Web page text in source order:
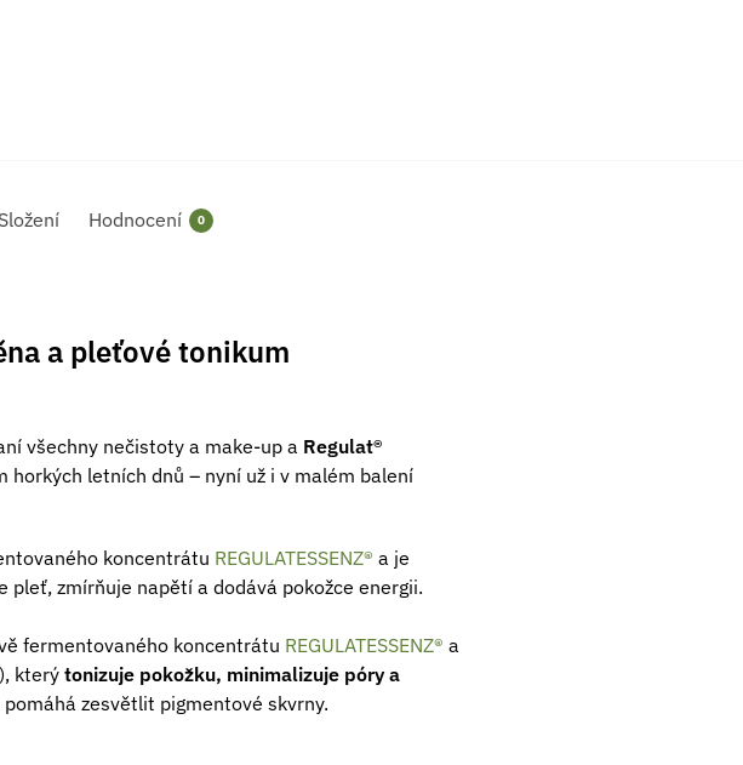
Složení Hodnocení 0
a pleťové tonikum
všechny nečistoty a make-up a Regulat®
letních dnů – nyní už i v malém balení
koncentrátu REGULATESSENZ® a je
zmírňuje napětí a dodává pokožce energii.
fermentovaného koncentrátu REGULATESSENZ® a
který tonizuje pokožku, minimalizuje póry a
zesvětlit pigmentové skvrny.